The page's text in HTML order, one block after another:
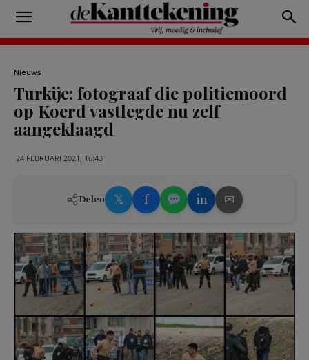
Nieuws
Turkije: fotograaf die politiemoord
op Koerd vastlegde nu zelf
aangeklaagd
24 FEBRUARI 2021, 16:43
Delen 𝕏 f in ✉